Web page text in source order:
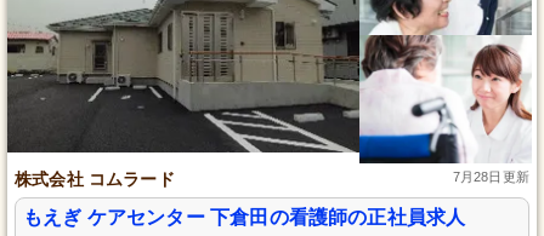
株式会社 コムラード 7月28日更新
もえぎ ケアセンター 下倉田の看護師の正社員求人